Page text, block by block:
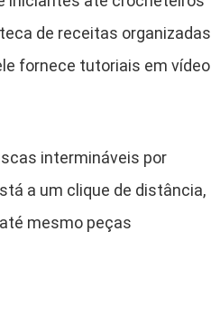
de receitas organizadas
fornece tutoriais em vídeo
intermináveis por
a um clique de distância,
mesmo peças